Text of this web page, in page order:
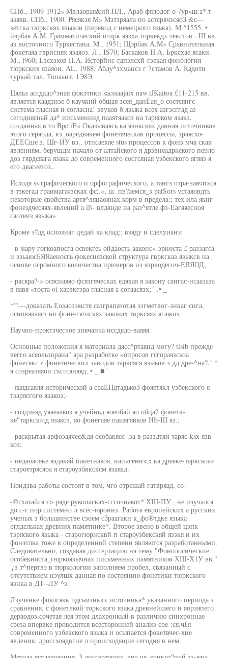
СПб., 1909-1912» Мвлаорая&ий.ПЛ., Араб фялодог о 7ур«ш:а*.т
азяхв. СПб., 1900. Рясякзя М» Мзтзряала по астсрячзсяоЗ &с—
зетгка тюркскях языков (перевод с немецкого язька). М.^1555. •
йэрбая А.М. Грамматический очзрк яэзха торкекдх текстов . Ш вв.
аз восточного Туркестана. М., 1951; Щэрбак А.М» Сравнительная
фокетаяа гвриснях язаяоз. Л., IS70; Баскаков H.A. Ьрксхае ясаки.
М., i960; Езсхзхов H.A. Исторйнс-гдпзлсхй-гзекая фонология
тюркских язаяои. AL, 1988; Абду^зхмансз г 7стамов А. Кадоти
туркай тал. Топаант, 1Э8Э.
Цяльз ассдадо^эная фокэтики sacssaajaix naw.tJKaitoa £11-215 вв.
является каадзнзе б каучкнй общая зсея_данЕая_о состсянгс
система гласная и согласна! звуков б языка всех азгзсггад аз
сегодняснай да^ иисьменннд пааятяакоз на таряском язакз,
созданная в то Bpe iE« Оказываясь ка язнксвях данная источников
этого серяода, кз_оаредвякем фонетяческав процессы, зраясхо-
ДЕЕСше з. Шг-ИУ вз., отнсаекяе stüs процессов к фонз мча скак
явлениям, берушдм начало от алтайского я дрзвнеадркского перло
доз гярдсяага язака до современного сосгсяная узбекского ягяяз я
его двагеетоз..
Исходя ss графического и орфографического, а тангз отра-завчихся
в тзкегад граимагачзсках фс;.«, ш. пв?аемся_з patSors устаяовдть
некоторые свойства артя^ляцаоянах.корм в предела:; тех ила якнг
фонеэдчесяях-явлений a íl\- влдянде на раз^ятле фз-Еагяяесноя
саотеиз языка»
Кроме э?дд осиознаг цедай ка клад:; взяду и сделуианэ:
- в мару гогкоапосга освекгеь ойдаость ааконс«-эрноста £ раззагса
и ззьаюсБЯЯаеносгь фокесиязской структура гврксказ языксв на
основе огромного количества примеров из язрводегоч-ЕЯЯОД;
- расяра?-» осясиаяяо фсязгяческах едякая я закону сангас-нсаазаза
в яавя «тоста oí харзкгэра гласная а согаасязх; ' .• _
*'"---доказать Еозаоззмстя сазграпачотая ззгметвог-знкаг сига,
основяваясз но фоне-гячзскях законах тврксяях ягажоз.
Научно-прэктзчесчое знячанча иссдедо-ваяяя.
Основные положения я материала дясс^ртаянд могу? tísíb прежде
вегго асяользорана" ара разработке »опросов гсгораязскоа
фонегякг z фонетических заводов тарксягя языков з дд дре-^на?.! *
я созреазяяои съсгсяняяд; • _ ■ '
- яаядсаяля исторической а сраЕНдтадькоЗ фояетякл узбекского я
тзарясгого язакоз;-
- создзняд уяаеаакоз я учейньд яоеобай яо обца2 фонетк-
ке"таркск»;д язакоз, яо фонегаяе паыягявков ИЬ-Ш яз.;
- раскрытая арфоэаячес&дя особакясс-.за в разздтяи таряс-ksx язв
коз;
- педаоаояке яздакяй паиетнакоя, нап«сеннз;х ка дреяке-таркскоа»
староетрясяоа я етароузбвксксм язаяад.
Ноидзва работы состоят в том, чго отрешай гатвряад, со-
-©гхатайся т> ряде рукопасках-ссгочнакот* ХШ-ПУ , не изучался
до с-г пор системно л всес-юроннз. Работа европейских а русских
ученых з большинстве сзоем сЗраагакн к_фо®тдке языка
оглдельках древних памятнике*. Второе звено в общей цэпк
тзряского языка - старогюрнсквй п староузбекскяй яззкя и их
фонэтлка тоже в определенной степени являются разработанными.
Следовательно, создавая диссертацию нэ тему "Фонологические
особекноста_гюркоязычнах письменных памятников ХШ-Х1У вв."
'¿з т^пертвэ в тюркологии заполняем пробел, связанный с
отсутствием нэулшх данная по состоянию фонетики тюркского
язнка в Д1--ЛУ ^з.
Лзученке фокогякк пдсьмзнккх источника* указанного периода з
сравнения. с фонетлкой торкского язака древнейшего и яорзяпего
дераодоз,сочетая лея этом длахронкый в различию синхроннае
среза впервке проводится всесторонней анализ сое-:ся.ч£я
современного узбекского языка и осыпается фокетвчес-хие
явления, дрогсхоядвгие л происходящие сегодня в нем.